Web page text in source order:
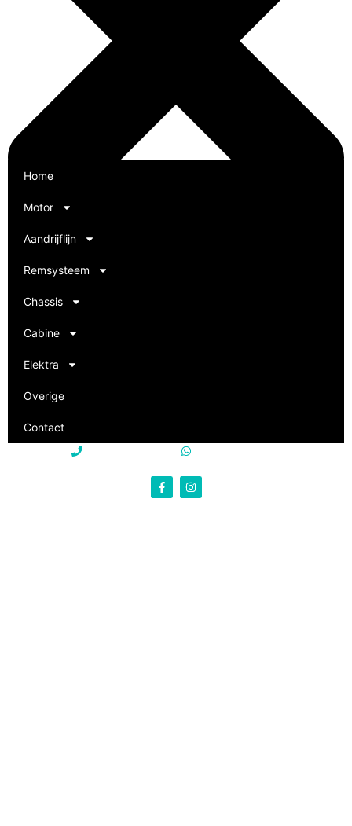
Zoeken
Home
Motor
Aandrijflijn
Remsysteem
Chassis
Cabine
Elektra
Overige
Contact